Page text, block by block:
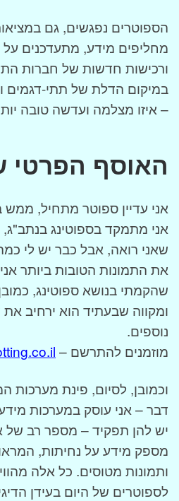
הספוטרים נפגשים, גם
מחליפים מידע, מתעדכנים
ורכישות חדשות של חברות
במיקום הדלת של תתי-דגמים
– איזו מצלמה ועדשה טובה
האוסף הפרטי
אני עדיין ספוטר מתחיל,
אני מתמקד בספוטינג
שאני רואה, אבל כבר יש לי
את התמונות הטובות ביותר
שהקמתי בנושא ספוטינג,
ומקווה שבעתיד הוא ירחיב את
נוספים.
מוזמנים להתרשם –
וכמובן, לסיום, פינת מערכות
דבר – אני עוסק במערכות
יש להן תפקיד – מספר רב של
מספק מידע על נחיתות,
ותמונות מטוסים. כל אלה
לספוטרים של היום בעידן